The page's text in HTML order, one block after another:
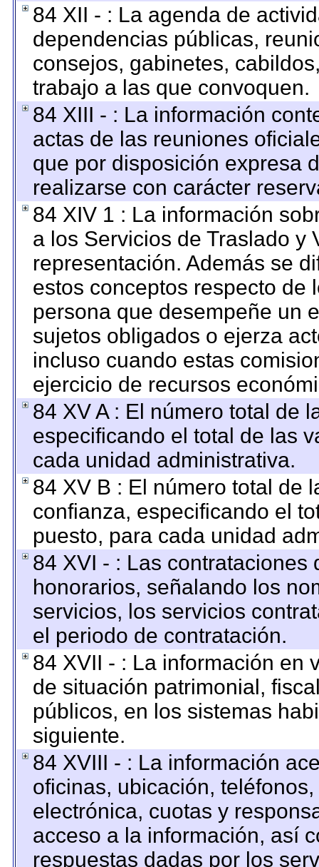
84 XII - : La agenda de
dependencias públicas,
consejos, gabinetes,
trabajo a las que convoquen.
84 XIII - : La información
actas de las reuniones
que por disposición expresa
realizarse con carácter
84 XIV 1 : La información
a los Servicios de Traslado y
representación. Además se
estos conceptos respecto de
persona que desempeñe un
sujetos obligados o ejerza
incluso cuando estas
ejercicio de recursos
84 XV A : El número total de
especificando el total de las
cada unidad administrativa.
84 XV B : El número total de
confianza, especificando el
puesto, para cada unidad
84 XVI - : Las
honorarios, señalando los
servicios, los servicios
el periodo de contratación.
84 XVII - : La información en
de situación patrimonial,
públicos, en los sistemas
siguiente.
84 XVIII - : La información
oficinas, ubicación,
electrónica, cuotas y
acceso a la información, así
respuestas dadas por los